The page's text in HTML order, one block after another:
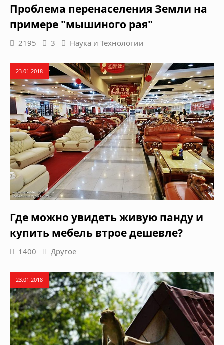
Проблема перенаселения Земли на
примере "мышиного рая"
2195 3 Наука и Технологии
23.01.2018
Где можно увидеть живую панду и
купить мебель втрое дешевле?
1400 Другое
23.01.2018